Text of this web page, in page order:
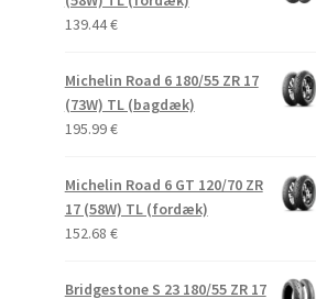
139.44€
Michelin Road 6 180/55 ZR 17
(73W) TL (bagdæk)
195.99€
Michelin Road 6 GT 120/70 ZR
17 (58W) TL (fordæk)
152.68 €
Bridgestone S 23 180/55 ZR 17